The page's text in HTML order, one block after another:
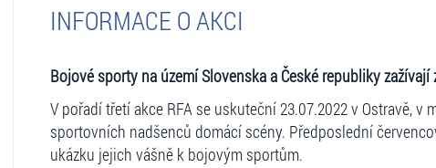
INFORMACE O AKCI
Bojové sporty na území Slovenska a České republiky
V pořadí třetí akce RFA se uskuteční 23.07.2022 v Ostravě, v
sportovních nadšenců domácí scény. Předposlední
ukázku jejich vášně k bojovým sportům.